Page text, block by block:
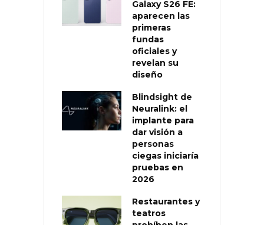
Galaxy S26 FE:
aparecen las
primeras
fundas
oficiales y
revelan su
diseño
Blindsight de
Neuralink: el
implante para
dar visión a
personas
ciegas iniciaría
pruebas en
2026
Restaurantes y
teatros